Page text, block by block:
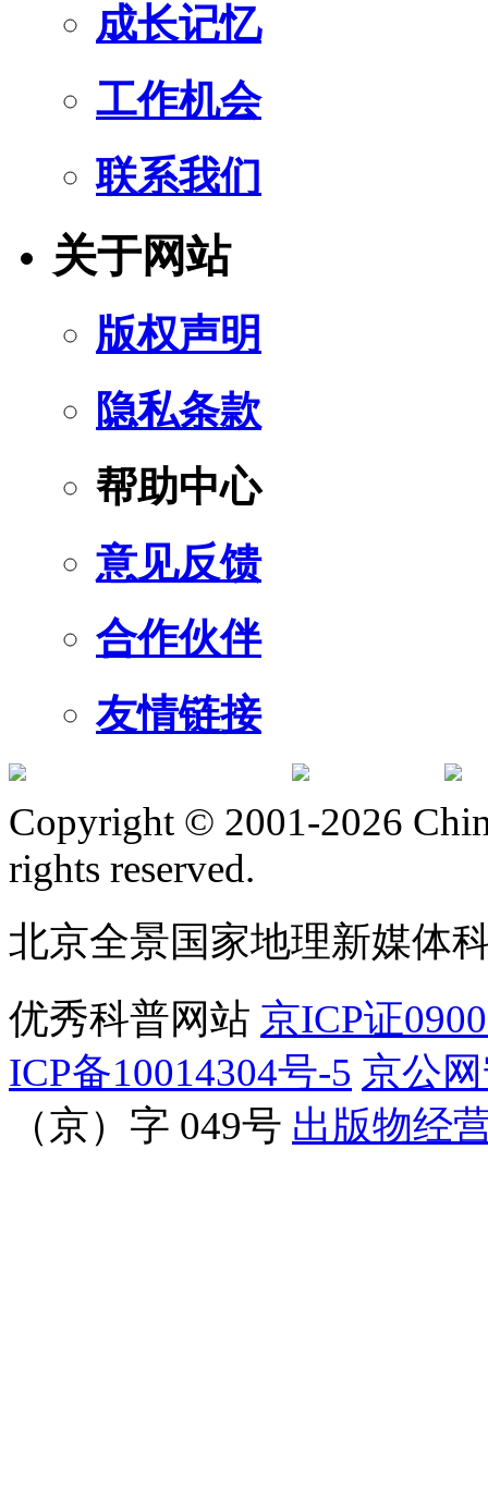
成长记忆
工作机会
联系我们
关于网站
版权声明
隐私条款
帮助中心
意见反馈
合作伙伴
友情链接
Copyright © 2001-2026
rights reserved.
北京全景国家地理新媒体
优秀科普网站 京ICP证
ICP备10014304号-5 京公
（京）字 049号 出版物经